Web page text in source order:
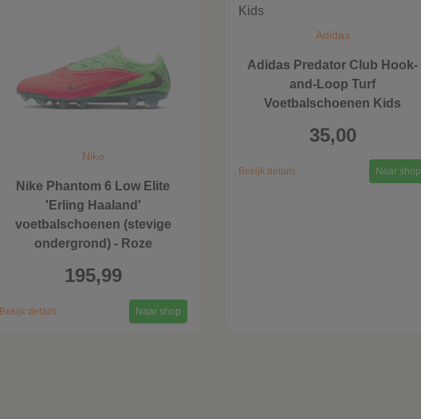
Nike
Nike Phantom 6 Low Elite
'Erling Haaland'
voetbalschoenen (stevige
ondergrond) - Roze
195,99
Bekijk details Naar shop
Adidas
Adidas Predator Club Hook-
and-Loop Turf
Voetbalschoenen Kids
35,00
Bekijk details Naar shop